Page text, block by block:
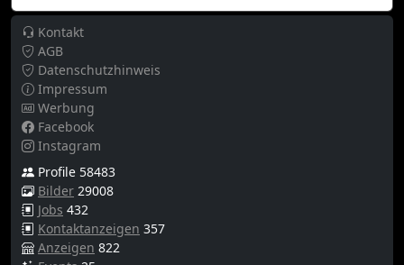
Kontakt
AGB
Datenschutzhinweis
Impressum
Werbung
Facebook
Instagram
Profile 58483
Bilder 29008
Jobs 432
Kontaktanzeigen 357
Anzeigen 822